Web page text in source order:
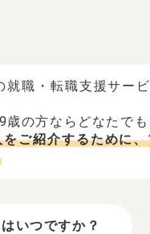
職・転職支援サー
の方ならどなたでも
ご紹介するために
いつですか？